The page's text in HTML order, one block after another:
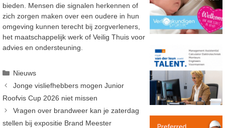
bieden. Mensen die signalen herkennen of
zich zorgen maken over een oudere in hun
omgeving kunnen terecht bij zorgverleners
het maatschappelijk werk of Veilig Thuis voor
advies en ondersteuning.
Categorieën
Nieuws
Jonge visliefhebbers mogen Junior
Roofvis Cup 2026 niet missen
Vragen over brandweer kan je zaterdag
stellen bij expositie Brand Meester